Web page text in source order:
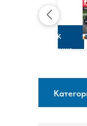
МАРИ
КЛЭР
К
изданию